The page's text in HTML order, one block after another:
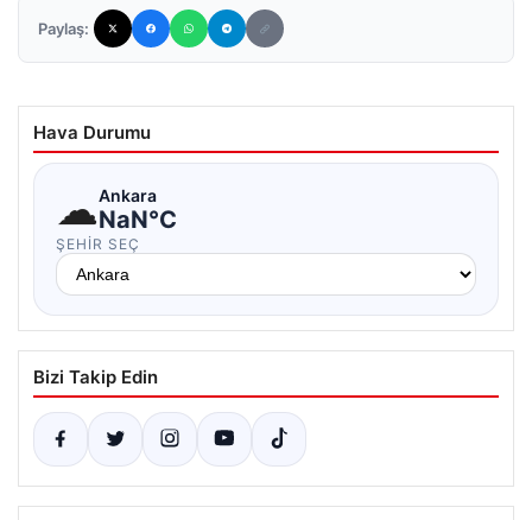
Paylaş:
Hava Durumu
☁Ankara
NaN°C
ŞEHIR SEÇ
Bizi Takip Edin